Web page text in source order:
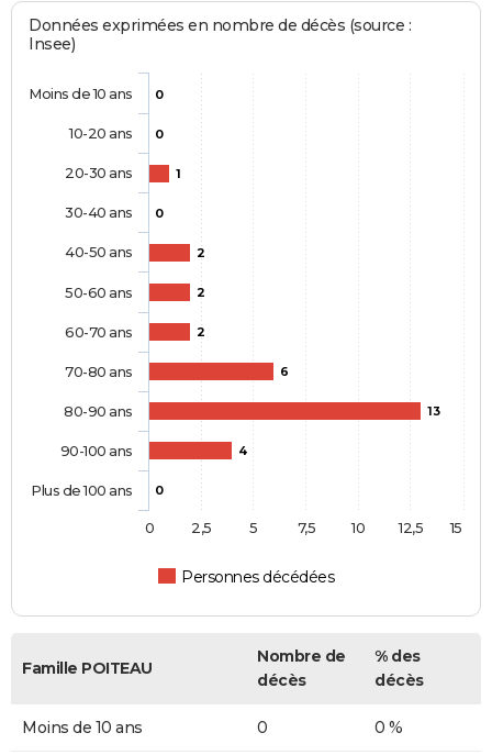
Données exprimées en nombre de décès (source :
Insee)
0
0
1
0
2
2
2
6
13
4
0
Personnes décédées
Moins de 10 ans
10-20 ans
20-30 ans
30-40 ans
40-50 ans
50-60 ans
60-70 ans
70-80 ans
80-90 ans
90-100 ans
Plus de 100 ans
0 2,5 5 7,5 10 12,5 15
Famille POITEAU
Nombre de
décès
% des
décès
Moins de 10 ans 0 0 %